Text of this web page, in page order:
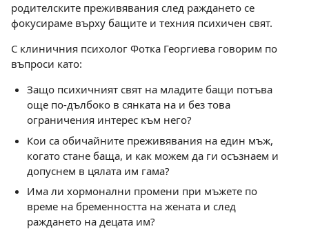
родителските преживявания след раждането се
фокусираме върху бащите и техния психичен свят.
С клиничния психолог Фотка Георгиева говорим по
въпроси като:
Защо психичният свят на младите бащи потъва
още по-дълбоко в сянката на и без това
ограничения интерес към него?
Кои са обичайните преживявания на един мъж,
когато стане баща, и как можем да ги осъзнаем и
допуснем в цялата им гама?
Има ли хормонални промени при мъжете по
време на бременността на жената и след
раждането на децата им?